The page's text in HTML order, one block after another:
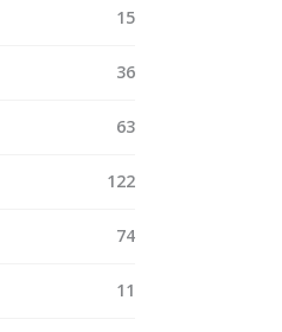
15
36
63
122
74
11